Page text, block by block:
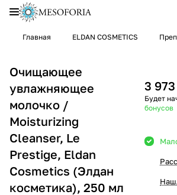
Главная ELDAN COSMETICS
Очищающее
увлажняющее
молочко /
Moisturizing
Cleanser, Le
Prestige, Eldan
Cosmetics (Элдан
косметика), 250 мл
3
Будет
бонусов